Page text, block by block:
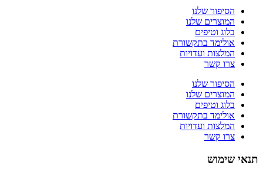
הסיפור שלנו
המוצרים שלנו
בלוג וטיפים
אולימד בתקשורת
המלצות ועדויות
צרו קשר
הסיפור שלנו
המוצרים שלנו
בלוג וטיפים
אולימד בתקשורת
המלצות ועדויות
צרו קשר
תנאי שימוש